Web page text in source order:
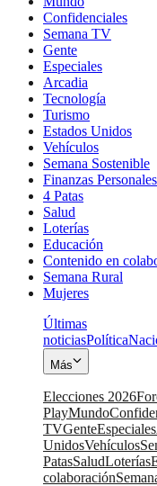
Confidenciales
Semana TV
Gente
Especiales
Arcadia
Tecnología
Turismo
Estados Unidos
Vehículos
Semana Sostenible
Finanzas Personales
4 Patas
Salud
Loterías
Educación
Contenido en
Semana Rural
Mujeres
Últimas
noticiasPolítica
Más
Elecciones 2026
PlayMundo
TVGenteEspeciales
UnidosVehículos
PatasSaludLoterías
colaboración